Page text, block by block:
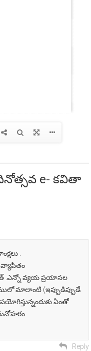
e- కవితా
.
.ఎన్నో వ్యయ ప్రయాసల
మాలాంటి (ఇప్పుడిప్పుడే
పయోగిస్తున్నందుకు ఏంతో
.
Reply